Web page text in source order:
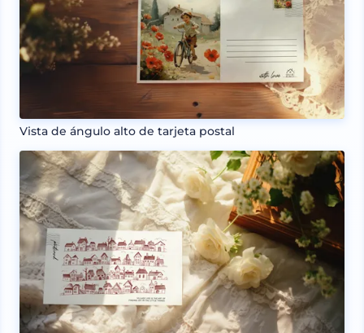
Vista de ángulo alto de tarjeta postal